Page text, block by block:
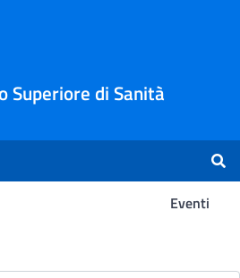
Superiore di Sanità
Eventi
Ricerca -